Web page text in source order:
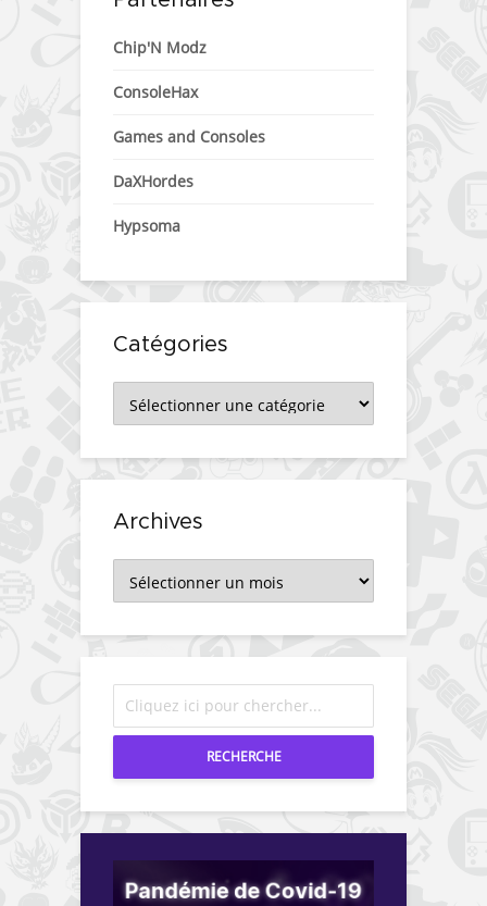
Chip'N Modz
ConsoleHax
Games and Consoles
DaXHordes
Hypsoma
Catégories
Archives
RECHERCHE